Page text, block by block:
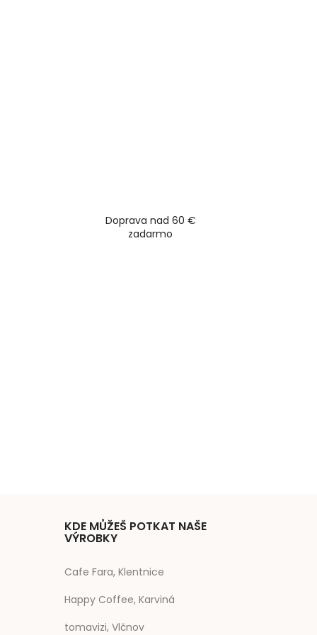
Doprava nad 60 €
zadarmo
KDE MŮŽEŠ POTKAT NAŠE
VÝROBKY
Cafe Fara, Klentnice
Happy Coffee, Karviná
tomavizi, Vlčnov